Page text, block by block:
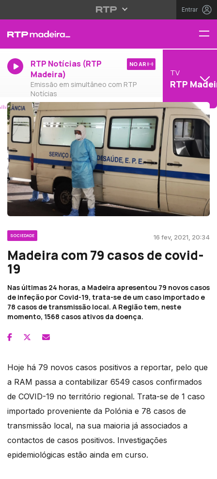
Entrar
RTP Notícias (RTP
Madeira)
Emissão em simultâneo com RTP
Notícias
NO AR
TV
RTP
SOCIEDADE 16 fev, 2021, 20:34
Madeira com 79 casos de covid-
19
Nas últimas 24 horas, a Madeira apresentou 79 novos casos
de infeção por Covid-19, trata-se de um caso importado e
78 casos de transmissão local. A Região tem, neste
momento, 1568 casos ativos da doença.
Hoje há 79 novos casos positivos a reportar, pelo que
a RAM passa a contabilizar 6549 casos confirmados
de COVID-19 no território regional. Trata-se de 1 caso
importado proveniente da Polónia e 78 casos de
transmissão local, na sua maioria já associados a
contactos de casos positivos. Investigações
epidemiológicas estão ainda em curso.